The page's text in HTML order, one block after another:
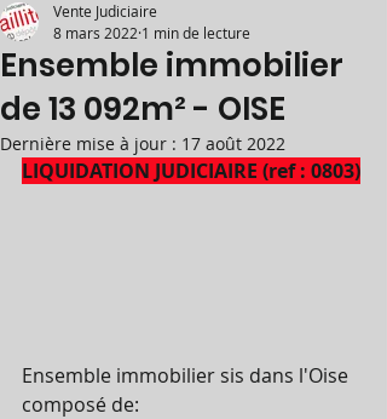
Ensemble immobilier
de 13 092m² - OISE
Vente Judiciaire
8 mars 2022 1 min de lecture
Dernière mise à jour : 17 août 2022
LIQUIDATION JUDICIAIRE (ref : 0803)
Ensemble immobilier sis dans l'Oise
composé de: